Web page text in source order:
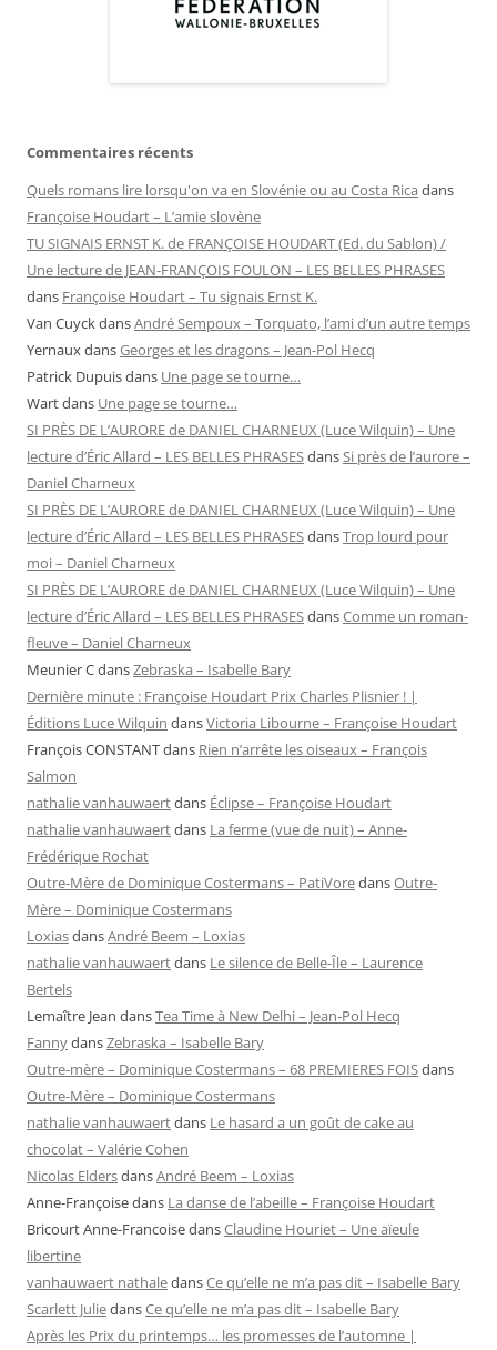
Commentaires récents
Quels romans lire lorsqu'on va en Slovénie ou au Costa Rica dans
Françoise Houdart – L’amie slovène
TU SIGNAIS ERNST K. de FRANÇOISE HOUDART (Ed. du Sablon) /
Une lecture de JEAN-FRANÇOIS FOULON – LES BELLES PHRASES
dans Françoise Houdart – Tu signais Ernst K.
Van CuyckdansAndré Sempoux – Torquato, l’ami d’un autre temps
YernauxdansGeorges et les dragons – Jean-Pol Hecq
Patrick Dupuisdans Une page se tourne…
Wartdans Une page se tourne…
SI PRÈS DE L’AURORE de DANIEL CHARNEUX (Luce Wilquin) – Une
lecture d’Éric Allard – LES BELLES PHRASESdansSi près de l’aurore –
Daniel Charneux
SI PRÈS DE L’AURORE de DANIEL CHARNEUX (Luce Wilquin) – Une
lecture d’Éric Allard – LES BELLES PHRASESdansTrop lourd pour
moi – Daniel Charneux
SI PRÈS DE L’AURORE de DANIEL CHARNEUX (Luce Wilquin) – Une
lecture d’Éric Allard – LES BELLES PHRASESdansComme un roman-
fleuve – Daniel Charneux
Meunier CdansZebraska – Isabelle Bary
Dernière minute : Françoise Houdart Prix Charles Plisnier ! |
Éditions Luce Wilquin dansVictoria Libourne – Françoise Houdart
François CONSTANTdans Rien n’arrête les oiseaux – François
Salmon
nathalie vanhauwaertdans Éclipse – Françoise Houdart
nathalie vanhauwaertdans La ferme (vue de nuit) – Anne-
Frédérique Rochat
Outre-Mère de Dominique Costermans – PatiVoredansOutre-
Mère – Dominique Costermans
LoxiasdansAndré Beem – Loxias
nathalie vanhauwaertdans Le silence de Belle-Île – Laurence
Bertels
Lemaître Jean dansTea Time à New Delhi – Jean-Pol Hecq
FannydansZebraska – Isabelle Bary
Outre-mère – Dominique Costermans – 68 PREMIERES FOISdans
Outre-Mère – Dominique Costermans
nathalie vanhauwaertdans Le hasard a un goût de cake au
chocolat – Valérie Cohen
Nicolas EldersdansAndré Beem – Loxias
Anne-Françoisedans La danse de l’abeille – Françoise Houdart
Bricourt Anne-FrancoisedansClaudine Houriet – Une aïeule
libertine
vanhauwaert nathaledansCe qu’elle ne m’a pas dit – Isabelle Bary
Scarlett JuliedansCe qu’elle ne m’a pas dit – Isabelle Bary
Après les Prix du printemps… les promesses de l’automne |